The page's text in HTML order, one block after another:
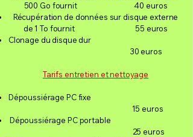
500 Go fournit 40 euros
Récupération de données sur disque externe
de 1 To fournit 55 euros
Clonage du disque dur
30 euros
Tarifs entretien et nettoyage
Dépoussiérage PC fixe
15 euros
Dépoussiérage PC portable
25 euros